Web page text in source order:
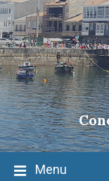
Skip
to
content
Skip
to
main
navigation
Skip
to
footer
Menu